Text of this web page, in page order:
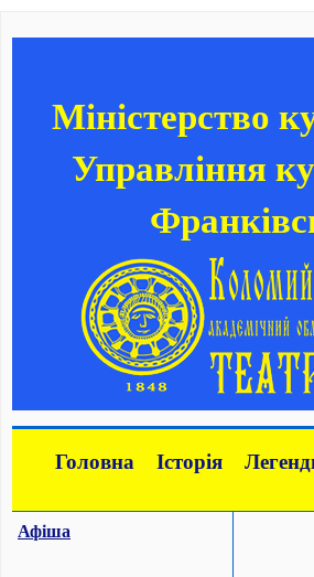
Міністерство
Управління
Головна Історія
Афіша